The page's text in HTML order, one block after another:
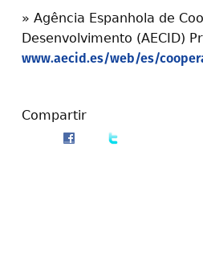
» Agência Espanhola de
Desenvolvimento (AECID)
www.aecid.es/web/es/
Compartir